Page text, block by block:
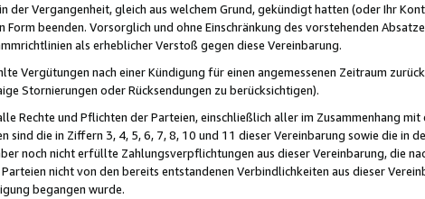
der Vergangenheit, gleich aus welchem Grund, gekündigt hatten (oder Ihr
beenden. Vorsorglich und ohne Einschränkung des vorstehenden
als erheblicher Verstoß gegen diese Vereinbarung.
Vergütungen nach einer Kündigung für einen angemessenen Zeitraum
Stornierungen oder Rücksendungen zu berücksichtigen).
Rechte und Pflichten der Parteien, einschließlich aller im Zusammenhang
sind die in Ziffern 3, 4, 5, 6, 7, 8, 10 und 11 dieser Vereinbarung sowie die in
noch nicht erfüllte Zahlungsverpflichtungen aus dieser Vereinbarung, die
nicht von den bereits entstandenen Verbindlichkeiten aus dieser
begangen wurde.